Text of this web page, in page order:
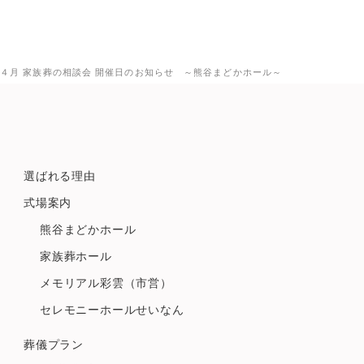
４月 家族葬の相談会 開催日のお知らせ ～熊谷まどかホール～
選ばれる理由
式場案内
熊谷まどかホール
家族葬ホール
メモリアル彩雲（市営）
セレモニーホールせいなん
葬儀プラン